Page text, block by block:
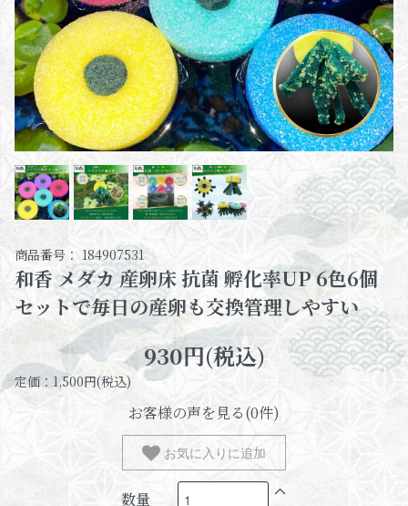
商品番号： 184907531
和香 メダカ 産卵床 抗菌 孵化率UP 6色6個
セットで毎日の産卵も交換管理しやすい
930円(税込)
定価：1,500円(税込)
お客様の声を見る(0件)
お気に入りに追加
数量